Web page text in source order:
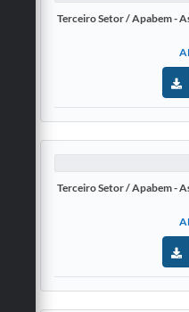
Terceiro Setor / Apabem -
Terceiro Setor / Apabem -